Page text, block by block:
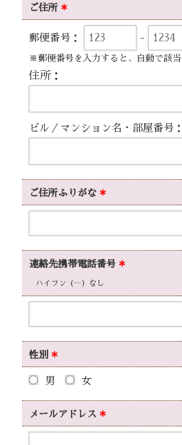
ご住所 ＊
郵便番号： -
※郵便番号を入力すると、自動で該
住所：
ビル／マンション名・部屋番号：
ご住所ふりがな ＊
連絡先携帯電話番号 ＊
ハイフン（―）なし
性別 ＊
男 女
メールアドレス ＊